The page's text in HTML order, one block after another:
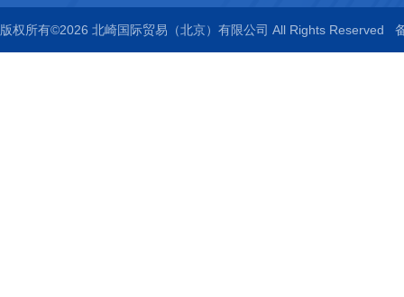
版权所有©2026 北崎国际贸易（北京）有限公司 All Rights Reserved